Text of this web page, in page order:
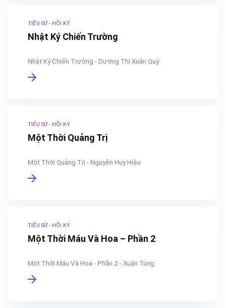
TIỂU SỬ - HỒI KÝ
Nhật Ký Chiến Trường
Nhật Ký Chiến Trường - Dương Thị Xuân Quý
TIỂU SỬ - HỒI KÝ
Một Thời Quảng Trị
Một Thời Quảng Trị - Nguyễn Huy Hiệu
TIỂU SỬ - HỒI KÝ
Một Thời Máu Và Hoa – Phần 2
Một Thời Máu Và Hoa - Phần 2 - Xuân Tùng